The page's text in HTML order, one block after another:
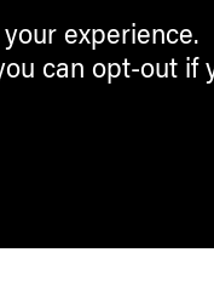
experience.
can opt-out if